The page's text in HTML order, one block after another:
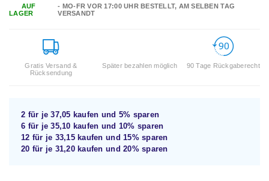
AUF
LAGER
- MO-FR VOR 17:00 UHR BESTELLT, AM SELBEN TAG
VERSANDT
Gratis Versand &
Rücksendung
Später bezahlen möglich 90 Tage Rückgaberecht
2 für je37,05 kaufen und 5% sparen
6 für je35,10 kaufen und 10% sparen
12 für je 33,15kaufen und15%sparen
20 für je 31,20kaufen und20%sparen